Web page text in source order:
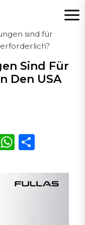
sind für
Sind Für
Den USA
W
ts
le
n